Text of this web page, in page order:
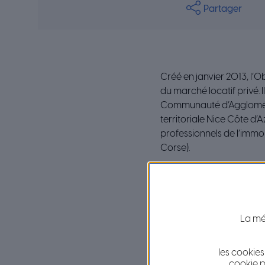
Partager
Créé en janvier 2013,
du marché locatif privé.
Communauté
territoriale Nice Côte
professionnels de
Corse).
Ses missions sont de
Ainsi, l’Observatoire
, tant pour les
que ces derniers soient
La
les